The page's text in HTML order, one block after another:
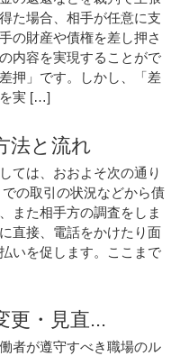
た場合、相手が任意に支
の財産や債権を差し押さ
内容を実現することがで
押」です。しかし、「差
実 […]
法と流れ
ては、おおよそ次の通り
の取引の状況などから債
また相手方の調査をしま
直接、電話をかけたり面
いを促します。ここまで
更・見直...
者が遵守すべき職場のル